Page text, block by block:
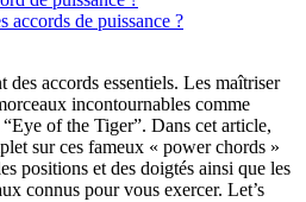
accords de puissance ?
des accords essentiels. Les maîtriser
incontournables comme
of the Tiger”. Dans cet article,
sur ces fameux « power chords »
positions et des doigtés ainsi que les
connus pour vous exercer. Let’s